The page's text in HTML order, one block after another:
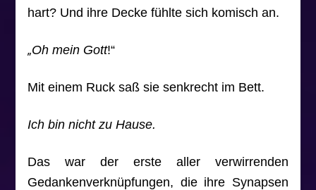
hart? Und ihre Decke fühlte sich komisch an.
„Oh mein Gott!“
Mit einem Ruck saß sie senkrecht im Bett.
Ich bin nicht zu Hause.
Das war der erste aller verwirrenden
Gedankenverknüpfungen, die ihre Synapsen